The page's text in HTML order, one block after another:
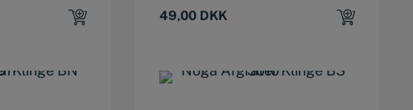
49,00 DKK